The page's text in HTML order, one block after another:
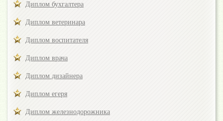
Диплом бухгалтера
Диплом ветеринара
Диплом воспитателя
Диплом врача
Диплом дизайнера
Диплом егеря
Диплом железнодорожника